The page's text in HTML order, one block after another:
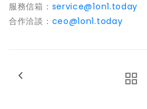
服務信箱： service@1on1.today
合作洽談： ceo@1on1.today